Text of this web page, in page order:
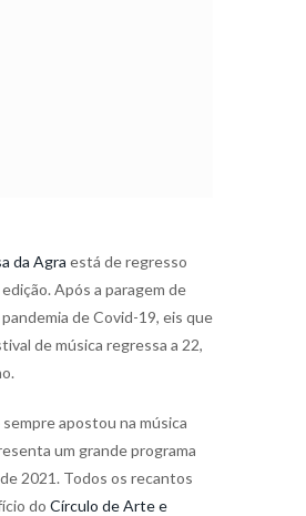
da Agra está de regresso
Após a paragem de
de Covid-19, eis que
de música regressa a 22,
apostou na música
um grande programa
2021. Todos os recantos
do Círculo de Arte e